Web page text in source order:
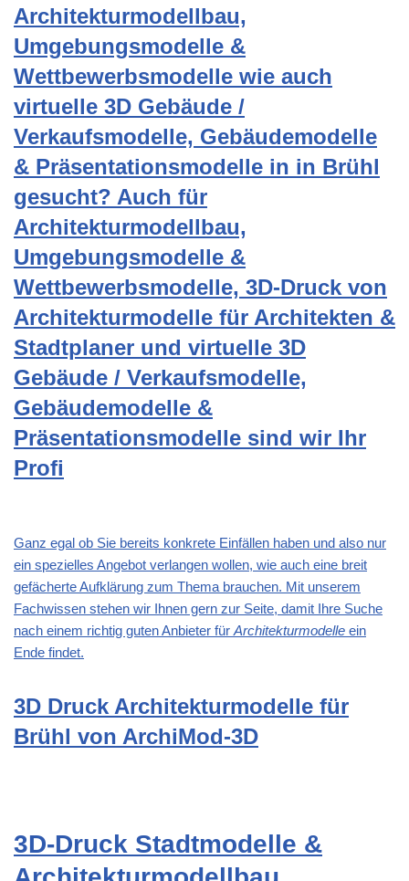
Architekturmodellbau,
Umgebungsmodelle &
Wettbewerbsmodelle wie auch
virtuelle 3D Gebäude /
Verkaufsmodelle, Gebäudemodelle
& Präsentationsmodelle in in Brühl
gesucht? Auch für
Architekturmodellbau,
Umgebungsmodelle &
Wettbewerbsmodelle, 3D-Druck von
Architekturmodelle für Architekten &
Stadtplaner und virtuelle 3D
Gebäude / Verkaufsmodelle,
Gebäudemodelle &
Präsentationsmodelle sind wir Ihr
Profi
Ganz egal ob Sie bereits konkrete Einfällen haben und also nur
ein spezielles Angebot verlangen wollen, wie auch eine breit
gefächerte Aufklärung zum Thema brauchen. Mit unserem
Fachwissen stehen wir Ihnen gern zur Seite, damit Ihre Suche
nach einem richtig guten Anbieter für Architekturmodelle ein
Ende findet.
3D Druck Architekturmodelle für
Brühl von ArchiMod-3D
3D-Druck Stadtmodelle &